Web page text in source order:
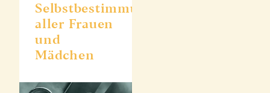
Selbstbestimmung
aller Frauen
und
Mädchen